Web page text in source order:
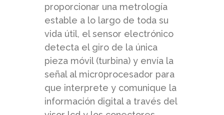
proporcionar una metrología
estable a lo largo de toda su
vida útil, el sensor electrónico
detecta el giro de la única
pieza móvil (turbina) y envía la
señal al micr0procesador para
que interprete y comunique la
información digital a través del